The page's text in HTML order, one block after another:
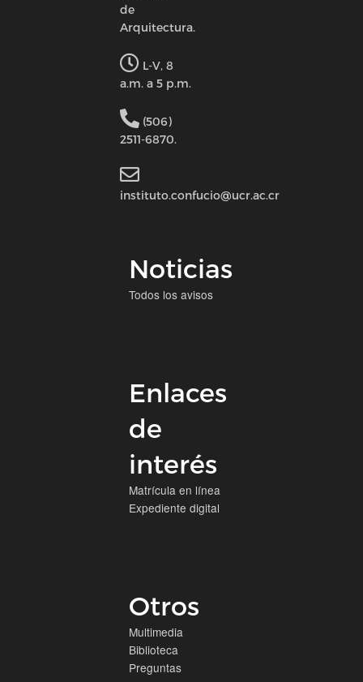
de
Arquitectura.
L-V, 8
a.m. a 5 p.m.
(506)
2511-6870.
instituto.confucio@ucr.ac.cr
Noticias
Todos los avisos
Enlaces
de
interés
Matrícula en línea
Expediente digital
Otros
Multimedia
Biblioteca
Preguntas